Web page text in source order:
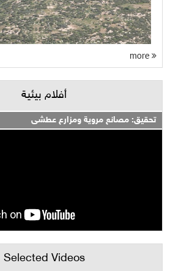
أفلام بيئية
تحقيق: مصانع مروية ومزارع عطشى
Selected Videos